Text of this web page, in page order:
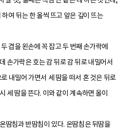
여 뒤는 한 올씩 뜨고 앞은 깊이 뜨는
겹을 왼손에 꼭 잡고 두 번째 손가락에
손가락은 호는 감 뒤로 감 뒤로 내밀어서
내밀어 가면서 세 땀을 떠서 혼 것은 뒤로
세 땀을 뜬다. 이와 같이 계속하면 올이
땀침과 반땀침이 있다. 온땀침은 뒤땀을